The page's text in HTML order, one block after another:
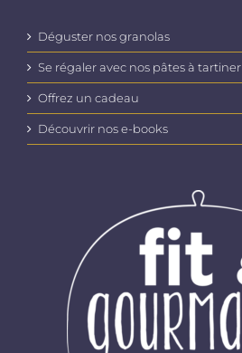
Déguster nos granolas
Se régaler avec nos pâtes à tartiner
Offrez un cadeau
Découvrir nos e-books